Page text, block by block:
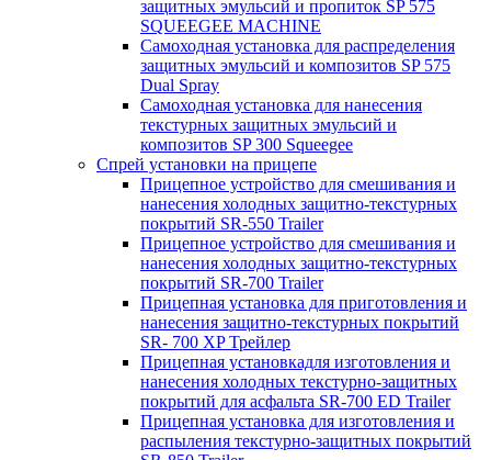
защитных эмульсий и пропиток SP 575
SQUEEGEE MACHINE
Самоходная установка для распределения
защитных эмульсий и композитов SP 575
Dual Spray
Самоходная установка для нанесения
текстурных защитных эмульсий и
композитов SP 300 Squeegee
Спрей установки на прицепе
Прицепное устройство для смешивания и
нанесения холодных защитно-текстурных
покрытий SR-550 Trailer
Прицепное устройство для смешивания и
нанесения холодных защитно-текстурных
покрытий SR-700 Trailer
Прицепная установка для приготовления и
нанесения защитно-текстурных покрытий
SR- 700 XP Трейлер
Прицепная установкадля изготовления и
нанесения холодных текстурно-защитных
покрытий для асфальта SR-700 ED Trailer
Прицепная установка для изготовления и
распыления текстурно-защитных покрытий